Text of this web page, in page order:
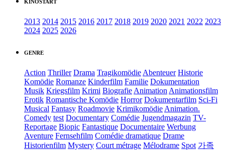
KINOSTART
2013 2014 2015 2016 2017 2018 2019 2020 2021 2022 2023
2024 2025 2026
GENRE
Action Thriller Drama Tragikomödie Abenteuer Historie
Komödie Romanze Kinderfilm Familie Dokumentation
Musik Kriegsfilm Krimi Biografie Animation Animationsfilm
Erotik Romantische Komödie Horror Dokumentarfilm Sci-Fi
Musical Fantasy Roadmovie Krimikomödie Animation.
Comedy test Documentary Comédie Jugendmagazin TV-
Reportage Biopic Fantastique Documentaire Werbung
Aventure Fernsehfilm Comédie dramatique Drame
Historienfilm Mystery Court métrage Mélodrame Spot 가족